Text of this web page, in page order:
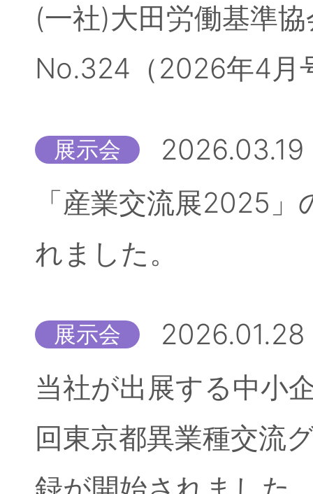
(一社)大田労働基準
No.324（2026年4月
展示会
2026.03.19
「産業交流展2025
れました。
展示会
2026.01.28
当社が出展する中小
回東京都異業種交流